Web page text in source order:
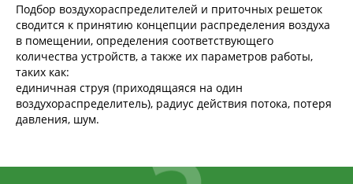
Подбор воздухораспределителей и приточных решеток
сводится к принятию концепции распределения воздуха
в помещении, определения соответствующего
количества устройств, а также их параметров работы,
таких как:
единичная струя (приходящаяся на один
воздухораспределитель), радиус действия потока, потеря
давления, шум.